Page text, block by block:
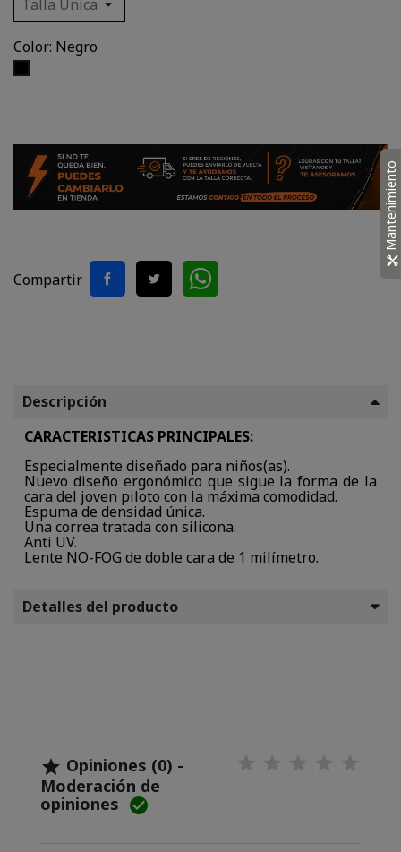
Color: Negro
Compartir
Descripción
CARACTERISTICAS PRINCIPALES:
Especialmente diseñado para niños(as).
Nuevo diseño ergonómico que sigue la forma de la
cara del joven piloto con la máxima comodidad.
Espuma de densidad única.
Una correa tratada con silicona.
Anti UV.
Lente NO-FOG de doble cara de 1 milímetro.
Detalles del producto
 Opiniones (0) -
Moderación de
opiniones 
Mantenimiento